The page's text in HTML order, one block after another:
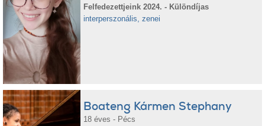
Felfedezettjeink 2024. - Különdíjas
interperszonális, zenei
Boateng Kármen Stephany
18 éves - Pécs